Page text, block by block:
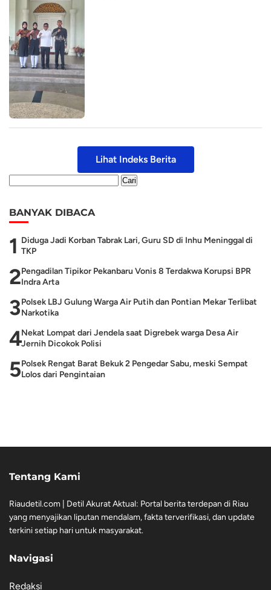
Lihat Indeks Berita
BANYAK DIBACA
1 Diduga Jadi Korban Tabrak Lari, Guru SD di Inhu Meninggal di
TKP
2Pengadilan Tipikor Pekanbaru Vonis 8 Terdakwa Korupsi BPR
Indra Arta
3Polsek LBJ Gulung Warga Air Putih dan Pontian Mekar Terlibat
Narkotika
4Nekat Lompat dari Jendela saat Digrebek warga Desa Air
Jernih Dicokok Polisi
5Polsek Rengat Barat Bekuk 2 Pengedar Sabu, meski Sempat
Lolos dari Pengintaian
Tentang Kami
Riaudetil.com | Detil Akurat Aktual: Portal berita terdepan di Riau
yang menyajikan liputan mendalam, fakta terverifikasi, dan update
terkini setiap hari untuk masyarakat.
Navigasi
Redaksi